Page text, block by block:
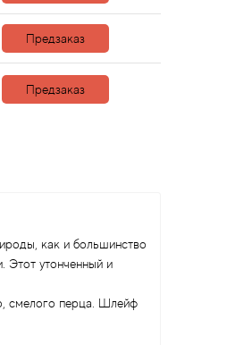
Предзаказ
Предзаказ
как и большинство
Этот утонченный и
смелого перца. Шлейф